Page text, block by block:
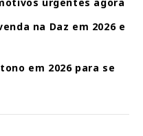
urgentes agora
na Daz em 2026 e
em 2026 para se